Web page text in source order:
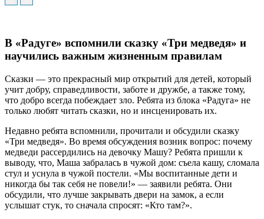
В «Радуге» вспомнили сказку «Три медведя» и
научились важным жизненным правилам
Сказки — это прекрасный мир открытий для детей, который
учит добру, справедливости, заботе и дружбе, а также тому,
что добро всегда побеждает зло. Ребята из блока «Радуга» не
только любят читать сказки, но и инсценировать их.
Недавно ребята вспомнили, прочитали и обсудили сказку
«Три медведя». Во время обсуждения возник вопрос: почему
медведи рассердились на девочку Машу? Ребята пришли к
выводу, что, Маша забралась в чужой дом: съела кашу, сломала
стул и уснула в чужой постели. «Мы воспитанные дети и
никогда бы так себя не повели!» — заявили ребята. Они
обсудили, что лучше закрывать двери на замок, а если
услышат стук, то сначала спросят: «Кто там?».